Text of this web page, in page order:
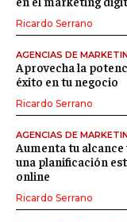
Ricardo Serrano
AGENCIAS DE
Aprovecha la
éxito en tu negocio
Ricardo Serrano
AGENCIAS DE
Aumenta tu
una planificación
online
Ricardo Serrano